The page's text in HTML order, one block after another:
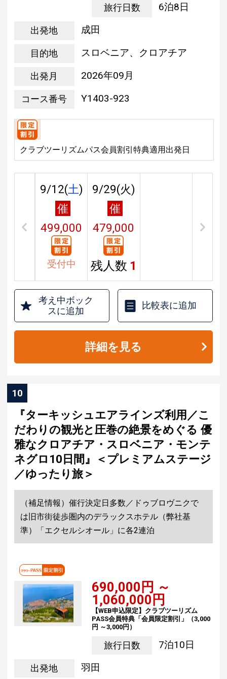
旅行日数 6泊8日
出発地 成田
目的地 スロベニア、クロアチア
出発月 2026年09月
コース番号 Y1403-923
クラブツーリズムパス会員割引特典適用出発日
9/12(土)
催
499,000
円
受付中
9/29(火)
催
479,000
円
残人数 1
考え中ボック
スに追加
比較表に追加
詳細を見る
10
『ターキッシュエアラインズ利用／こ
だわりの観光と圧巻の絶景をめぐる 優
雅なクロアチア・スロベニア・モンテ
ネグロ10日間』＜プレミアムステージ
／ゆったり旅＞
（補足情報）催行決定日多数／ドゥブロヴニクで
は旧市街徒歩圏内のデラックスホテル（弊社基
準）「エクセルシオール」に各2連泊
690,000円 ～
1,060,000円
【WEB申込限定】クラブツーリズム
PASS会員特典「会員限定割引」（3,000
円 ～3,000円）
旅行日数 7泊10日
出発地 羽田